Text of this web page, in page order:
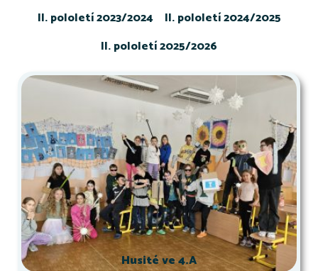
II. pololetí 2023/2024
II. pololetí 2024/2025
II. pololetí 2025/2026
Husité ve 4.A